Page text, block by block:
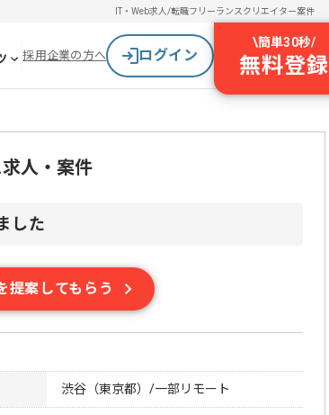
IT・Web求人/転職フリーランスクリエイター案件
採用企業の方へ ログイン
\簡単30秒/
無料登録
人・案件
した
提案してもらう
渋谷（東京都）/一部リモート